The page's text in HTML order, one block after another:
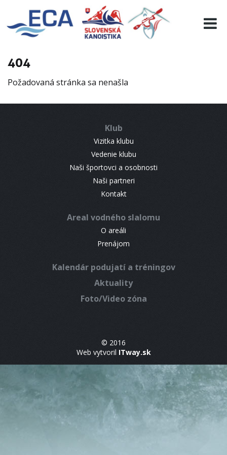
404
Požadovaná stránka sa nenašla
Klub
Vizitka klubu
Vedenie klubu
Naši športovci a osobnosti
Naši partneri
Kontakt
Areal vodného slalomu
O areáli
Prenájom
Kalendár podujatí a tréningov
Aktuality
Foto/Video zóna
© 2016
Web vytvoril ITway.sk
EURO 19
INFO
RESULTS
CONTACT